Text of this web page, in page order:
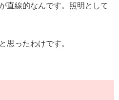
直線的なんです。照明として
思ったわけです。